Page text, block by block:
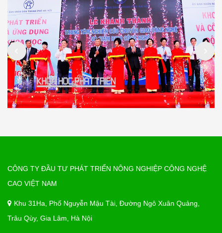
CÔNG TY ĐẦU TƯ PHÁT TRIỂN NÔNG NGHIỆP CÔNG NGHỆ
CAO VIỆT NAM
Khu 31Ha, Phố Nguyễn Mậu Tài, Đường Ngô Xuân Quảng,
Trâu Qùy, Gia Lâm, Hà Nội